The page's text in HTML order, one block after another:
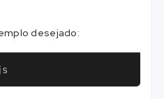
desejado: